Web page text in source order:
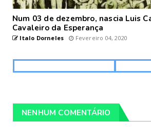
Num 03 de dezembro, nascia Luis
Cavaleiro da Esperança
Italo Dorneles Fevereiro 04, 2020
NENHUM COMENTÁRIO